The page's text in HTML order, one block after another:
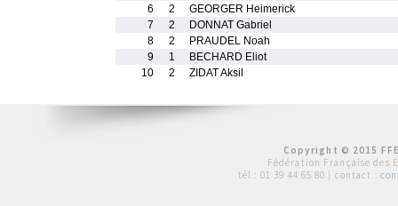
6
2
GEORGER Heimerick
7
2
DONNAT Gabriel
8
2
PRAUDEL Noah
9
1
BECHARD Eliot
10
2 ZIDAT Aksil
Copyright © 2015
Fédération Française des
tél : 01 39 44 65 80 | contact :